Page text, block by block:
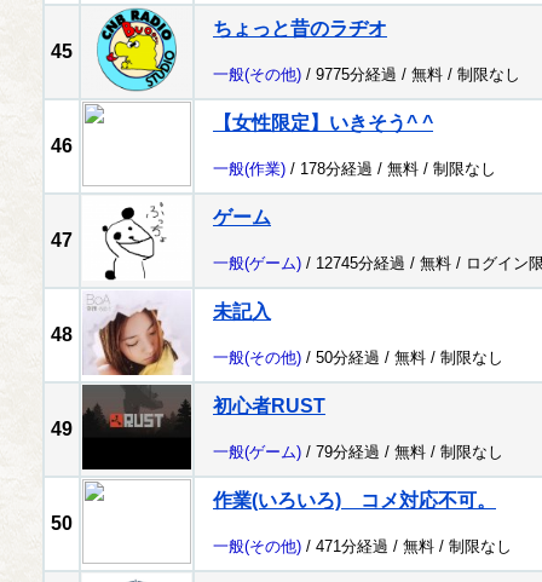
45
ちょっと昔のラヂオ
一般(その他) / 9775分経過 / 無料 / 制限なし
46
【女性限定】いきそう^ ^
一般(作業) / 178分経過 / 無料 / 制限なし
47
ゲーム
一般(ゲーム) / 12745分経過 / 無料 / ログイン
48
未記入
一般(その他) / 50分経過 / 無料 / 制限なし
49
初心者RUST
一般(ゲーム) / 79分経過 / 無料 / 制限なし
50
作業(いろいろ) コメ対応不可。
一般(その他) / 471分経過 / 無料 / 制限なし